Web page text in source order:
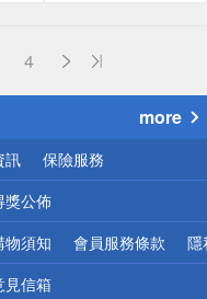
4
more
訊 保險服務
獎公佈
物須知 會員服務條款 隱
見信箱